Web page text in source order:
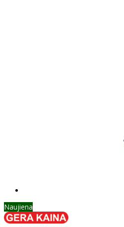
Naujiena